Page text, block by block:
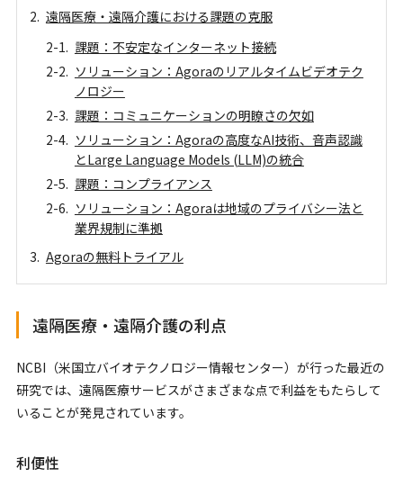
遠隔医療・遠隔介護における課題の克服
課題：不安定なインターネット接続
ソリューション：Agoraのリアルタイムビデオテク
ノロジー
課題：コミュニケーションの明瞭さの欠如
ソリューション：Agoraの高度なAI技術、音声認識
とLarge Language Models (LLM)の統合
課題：コンプライアンス
ソリューション：Agoraは地域のプライバシー法と
業界規制に準拠
Agoraの無料トライアル
遠隔医療・遠隔介護の利点
NCBI（米国立バイオテクノロジー情報センター）が行った最近の
研究では、遠隔医療サービスがさまざまな点で利益をもたらして
いることが発見されています。
利便性